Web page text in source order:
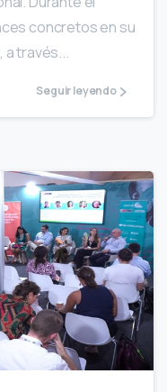
concretos en su
a través...
Seguir leyendo
0